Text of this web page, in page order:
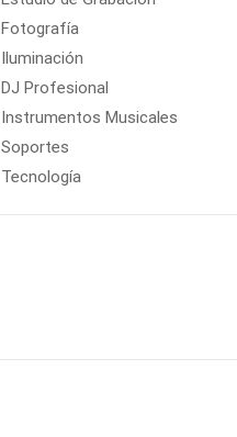
Fotografía
Iluminación
DJ Profesional
Instrumentos Musicales
Soportes
Tecnología